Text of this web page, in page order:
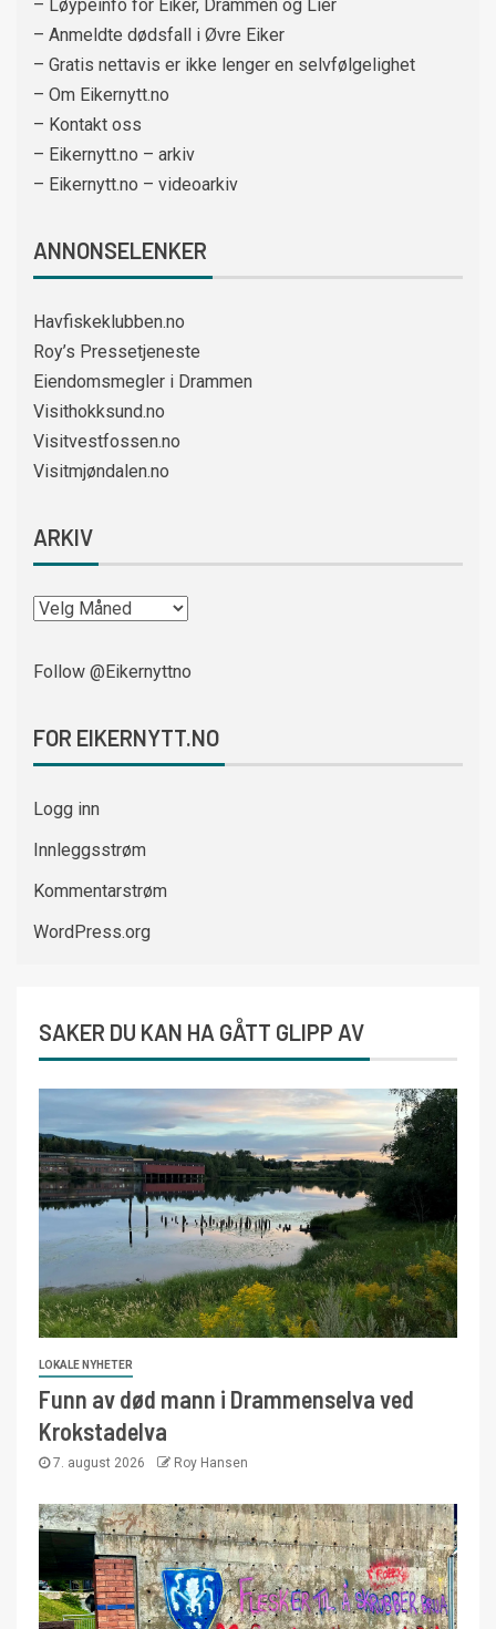
– Løypeinfo for Eiker, Drammen og Lier
– Anmeldte dødsfall i Øvre Eiker
– Gratis nettavis er ikke lenger en selvfølgelighet
– Om Eikernytt.no
– Kontakt oss
– Eikernytt.no – arkiv
– Eikernytt.no – videoarkiv
ANNONSELENKER
Havfiskeklubben.no
Roy’s Pressetjeneste
Eiendomsmegler i Drammen
Visithokksund.no
Visitvestfossen.no
Visitmjøndalen.no
ARKIV
Follow @Eikernyttno
FOR EIKERNYTT.NO
Logg inn
Innleggsstrøm
Kommentarstrøm
WordPress.org
SAKER DU KAN HA GÅTT GLIPP AV
LOKALE NYHETER
Funn av død mann i Drammenselva ved
Krokstadelva
7. august 2026 Roy Hansen